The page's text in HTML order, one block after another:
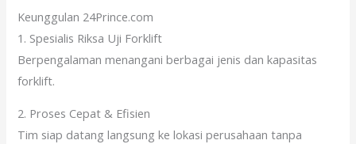
Keunggulan 24Prince.com
1. Spesialis Riksa Uji Forklift
Berpengalaman menangani berbagai jenis dan kapasitas
forklift.
2. Proses Cepat & Efisien
Tim siap datang langsung ke lokasi perusahaan tanpa